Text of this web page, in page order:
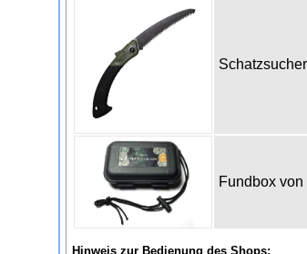
Fundbox
Hinweis zur Bedienung des Shops: